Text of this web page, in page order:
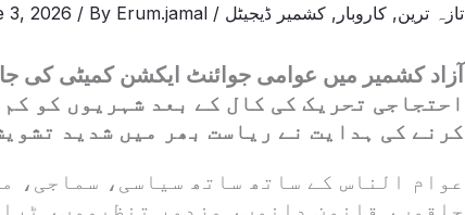
تازہ ترین, کاروبار , کشمیر ڈیجیٹل /
3, 2026 / By Erum.jamal
احتجاجی تحریک کی کال کے بعد شہریوں کو
کرنے کی ہدایت نے ریاست بھر میں شدید
عوام الناس کے ساتھ ساتھ سیاسی، سماجی،
حلقوں، قانون دانوں، مزدور تنظیموں،